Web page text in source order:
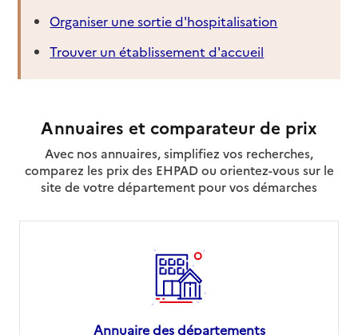
Organiser une sortie d'hospitalisation
Trouver un établissement d'accueil
Annuaires et comparateur de prix
Avec nos annuaires, simplifiez vos recherches,
comparez les prix des EHPAD ou orientez-vous sur le
site de votre département pour vos démarches
Annuaire des départements